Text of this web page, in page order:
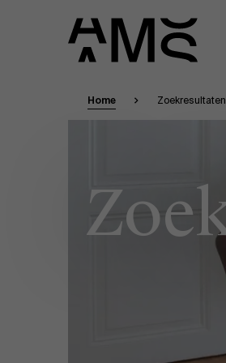
Part-time
Programma's op
Financiën
Faculty
Een kern van
Universiteit
gemeenschap.
andere
praktijkervaring in
Door hun
volledige,
leerervaring van
Home Zoekresultaten